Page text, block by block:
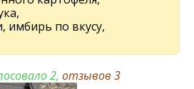
имбирь по вкусу,
2, отзывов 3